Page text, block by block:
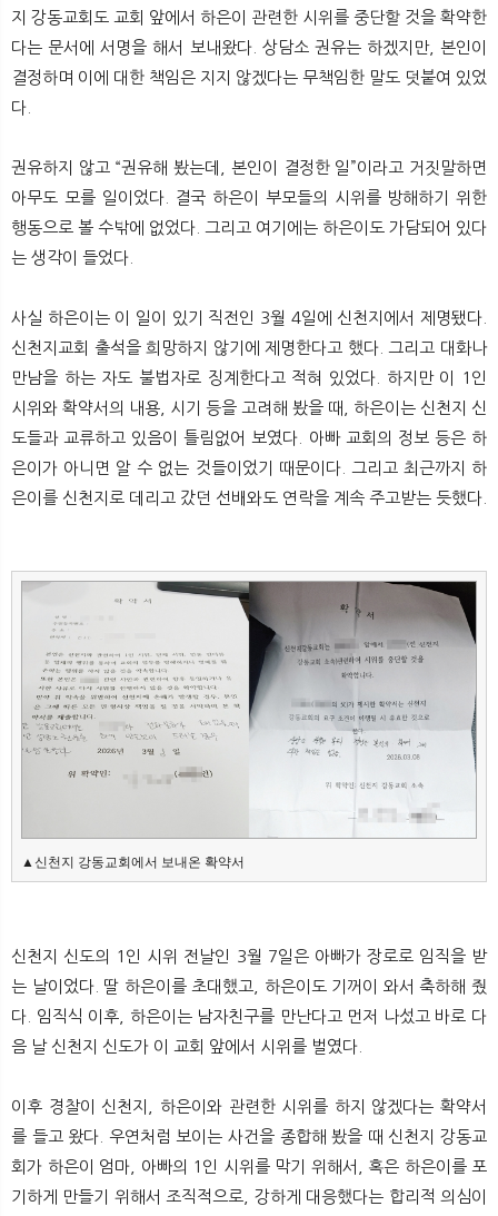
지 강동교회도 교회 앞에서 하은이 관련한 시위를 중단할 것을 확약한
다는 문서에 서명을 해서 보내왔다. 상담소 권유는 하겠지만, 본인이
결정하며 이에 대한 책임은 지지 않겠다는 무책임한 말도 덧붙여 있었
다.
권유하지 않고 “권유해 봤는데, 본인이 결정한 일”이라고 거짓말하면
아무도 모를 일이었다. 결국 하은이 부모들의 시위를 방해하기 위한
행동으로 볼 수밖에 없었다. 그리고 여기에는 하은이도 가담되어 있다
는 생각이 들었다.
사실 하은이는 이 일이 있기 직전인 3월 4일에 신천지에서 제명됐다.
신천지교회 출석을 희망하지 않기에 제명한다고 했다. 그리고 대화나
만남을 하는 자도 불법자로 징계한다고 적혀 있었다. 하지만 이 1인
시위와 확약서의 내용, 시기 등을 고려해 봤을 때, 하은이는 신천지 신
도들과 교류하고 있음이 틀림없어 보였다. 아빠 교회의 정보 등은 하
은이가 아니면 알 수 없는 것들이었기 때문이다. 그리고 최근까지 하
은이를 신천지로 데리고 갔던 선배와도 연락을 계속 주고받는 듯했다.
▲신천지 강동교회에서 보내온 확약서
신천지 신도의 1인 시위 전날인 3월 7일은 아빠가 장로로 임직을 받
는 날이었다. 딸 하은이를 초대했고, 하은이도 기꺼이 와서 축하해 줬
다. 임직식 이후, 하은이는 남자친구를 만난다고 먼저 나섰고 바로 다
음 날 신천지 신도가 이 교회 앞에서 시위를 벌였다.
이후 경찰이 신천지, 하은이와 관련한 시위를 하지 않겠다는 확약서
를 들고 왔다. 우연처럼 보이는 사건을 종합해 봤을 때 신천지 강동교
회가 하은이 엄마, 아빠의 1인 시위를 막기 위해서, 혹은 하은이를 포
기하게 만들기 위해서 조직적으로, 강하게 대응했다는 합리적 의심이